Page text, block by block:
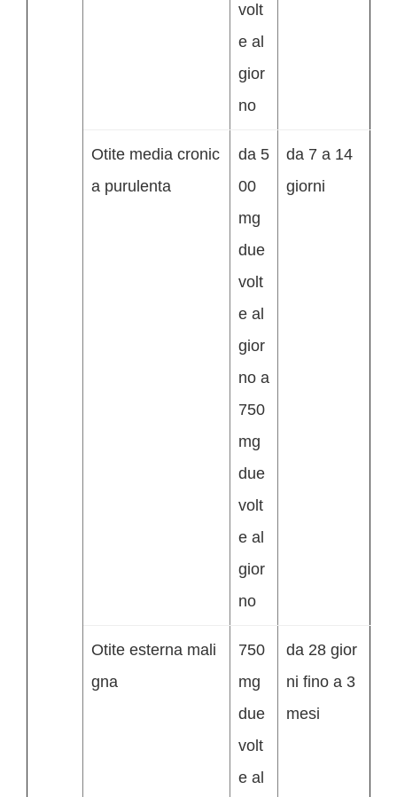
volt
e al
gior
no
Otite media cronic
a purulenta
da 5
00
mg
due
volt
e al
gior
no a
750
mg
due
volt
e al
gior
no
da 7 a 14
giorni
Otite esterna mali
gna
750
mg
due
volt
e al
da 28 gior
ni fino a 3
mesi